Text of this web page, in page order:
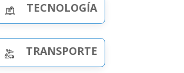
TECNOLOGÍA
TRANSPORTE